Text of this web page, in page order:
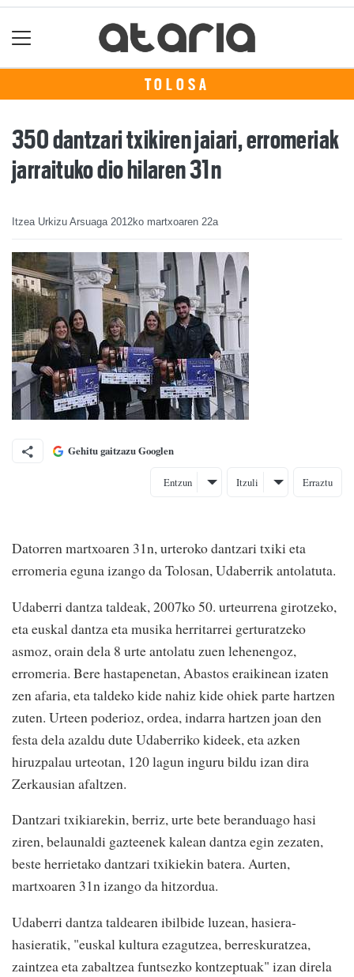
TOLOSA
350 dantzari txikiren jaiari, erromeriak
jarraituko dio hilaren 31n
Itzea Urkizu Arsuaga 2012ko martxoaren 22a
Gehitu gaitzazu Googlen
Entzun Itzuli Erraztu
Datorren martxoaren 31n, urteroko dantzari txiki eta
erromeria eguna izango da Tolosan, Udaberrik antolatuta.
Udaberri dantza taldeak, 2007ko 50. urteurrena girotzeko,
eta euskal dantza eta musika herritarrei gerturatzeko
asmoz, orain dela 8 urte antolatu zuen lehenengoz,
erromeria. Bere hastapenetan, Abastos eraikinean izaten
zen afaria, eta taldeko kide nahiz kide ohiek parte hartzen
zuten. Urteen poderioz, ordea, indarra hartzen joan den
festa dela azaldu dute Udaberriko kideek, eta azken
hiruzpalau urteotan, 120 lagun inguru bildu izan dira
Zerkausian afaltzen.
Dantzari txikiarekin, berriz, urte bete beranduago hasi
ziren, belaunaldi gazteenek kalean dantza egin zezaten,
beste herrietako dantzari txikiekin batera. Aurten,
martxoaren 31n izango da hitzordua.
Udaberri dantza taldearen ibilbide luzean, hasiera-
hasieratik, "euskal kultura ezagutzea, berreskuratzea,
zaintzea eta zabaltzea funtsezko kontzeptuak" izan direla